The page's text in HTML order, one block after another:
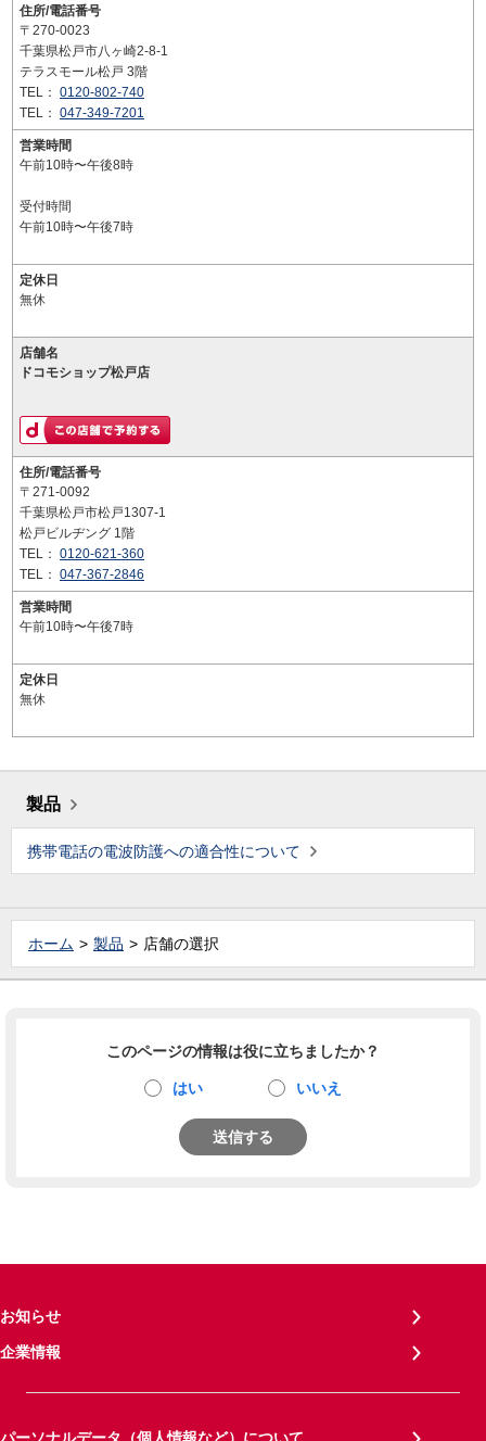
住所/電話番号
〒270-0023
千葉県松戸市八ヶ崎2-8-1
テラスモール松戸 3階
TEL： 0120-802-740
TEL： 047-349-7201
営業時間
午前10時〜午後8時
受付時間
午前10時〜午後7時
定休日
無休
店舗名
ドコモショップ松戸店
住所/電話番号
〒271-0092
千葉県松戸市松戸1307-1
松戸ビルヂング 1階
TEL： 0120-621-360
TEL： 047-367-2846
営業時間
午前10時〜午後7時
定休日
無休
製品
携帯電話の電波防護への適合性について
ホーム 製品 店舗の選択
このページの情報は役に立ちましたか？
はい いいえ
送信する
お知らせ
企業情報